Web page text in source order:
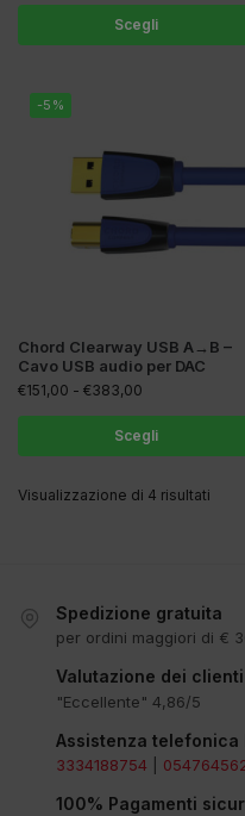
Scegli
-5%
Chord Clearway USB A→B –
Cavo USB audio per DAC
€151,00 - €383,00
Scegli
Visualizzazione di 4 risultati
Spedizione gratuita
per ordini maggiori di €
Valutazione dei clienti
"Eccellente" 4,86/5
Assistenza telefonica
3334188754
100% Pagamenti